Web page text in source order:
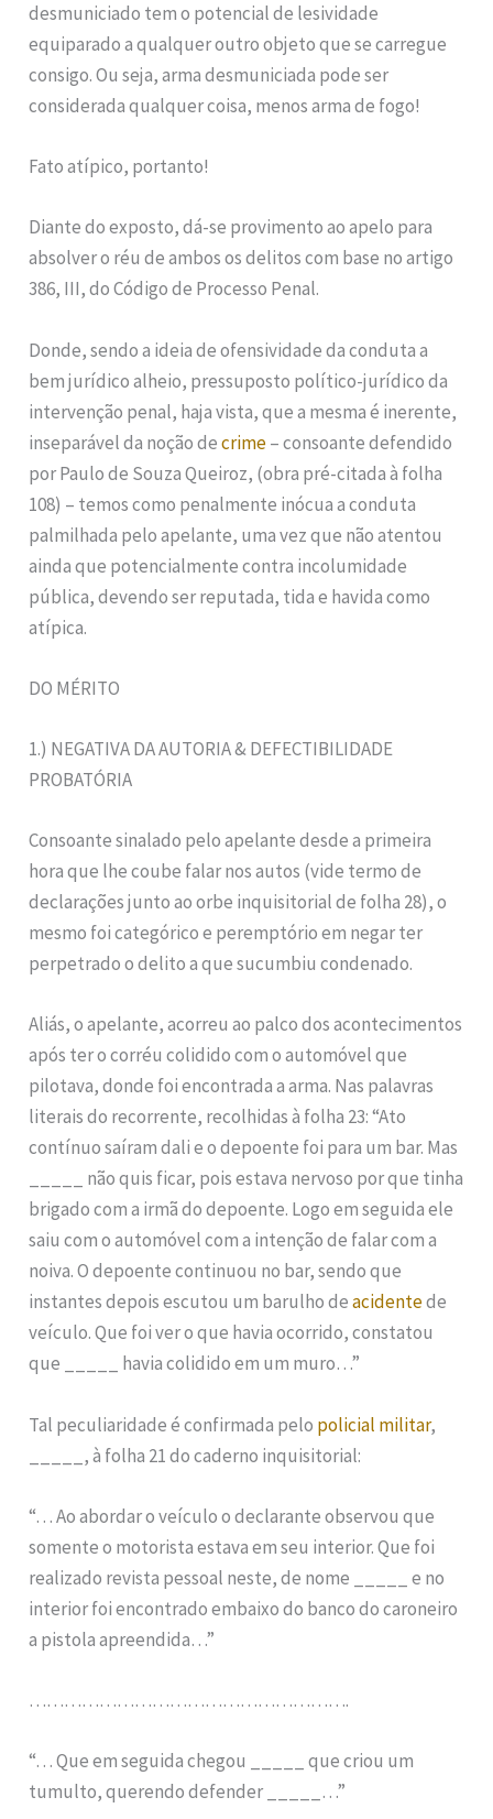
desmuniciado tem o potencial de lesividade
equiparado a qualquer outro objeto que se carregue
consigo. Ou seja, arma desmuniciada pode ser
considerada qualquer coisa, menos arma de fogo!
Fato atípico, portanto!
Diante do exposto, dá-se provimento ao apelo para
absolver o réu de ambos os delitos com base no artigo
386, III, do Código de Processo Penal.
Donde, sendo a ideia de ofensividade da conduta a
bem jurídico alheio, pressuposto político-jurídico da
intervenção penal, haja vista, que a mesma é inerente,
inseparável da noção decrime– consoante defendido
por Paulo de Souza Queiroz, (obra pré-citada à folha
108) – temos como penalmente inócua a conduta
palmilhada pelo apelante, uma vez que não atentou
ainda que potencialmente contra incolumidade
pública, devendo ser reputada, tida e havida como
atípica.
DO MÉRITO
1.) NEGATIVA DA AUTORIA & DEFECTIBILIDADE
PROBATÓRIA
Consoante sinalado pelo apelante desde a primeira
hora que lhe coube falar nos autos (vide termo de
declarações junto ao orbe inquisitorial de folha 28), o
mesmo foi categórico e peremptório em negar ter
perpetrado o delito a que sucumbiu condenado.
Aliás, o apelante, acorreu ao palco dos acontecimentos
após ter o corréu colidido com o automóvel que
pilotava, donde foi encontrada a arma. Nas palavras
literais do recorrente, recolhidas à folha 23: “Ato
contínuo saíram dali e o depoente foi para um bar. Mas
_____ não quis ficar, pois estava nervoso por que tinha
brigado com a irmã do depoente. Logo em seguida ele
saiu com o automóvel com a intenção de falar com a
noiva. O depoente continuou no bar, sendo que
instantes depois escutou um barulho deacidentede
veículo. Que foi ver o que havia ocorrido, constatou
que _____ havia colidido em um muro…”
Tal peculiaridade é confirmada pelo policial militar,
_____, à folha 21 do caderno inquisitorial:
“… Ao abordar o veículo o declarante observou que
somente o motorista estava em seu interior. Que foi
realizado revista pessoal neste, de nome _____ e no
interior foi encontrado embaixo do banco do caroneiro
a pistola apreendida…”
……………………………………………….
“… Que em seguida chegou _____ que criou um
tumulto, querendo defender _____…”